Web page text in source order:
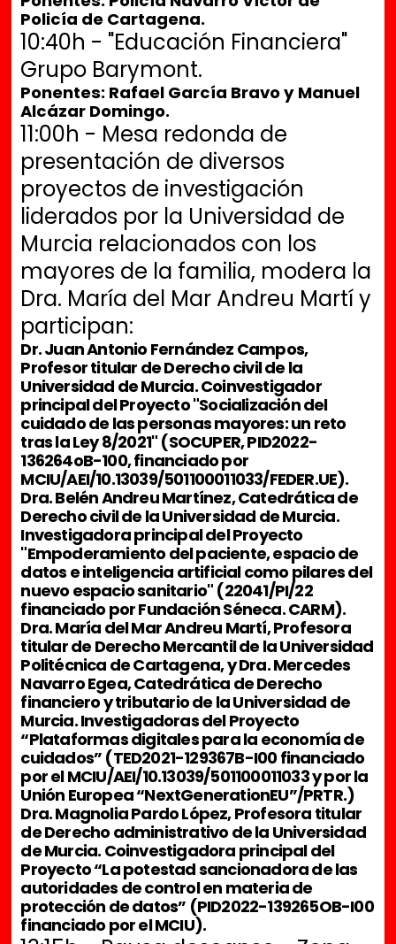
Policía de Cartagena.
10:40h - "Educación Financiera"
Grupo Barymont.
Ponentes: Rafael García Bravo y Manuel
Alcázar Domingo.
11:00h - Mesa redonda de
presentación de diversos
proyectos de investigación
liderados por la Universidad de
Murcia relacionados con los
mayores de la familia, modera la
Dra. María del Mar Andreu Martí y
participan:
Dr. Juan Antonio Fernández Campos,
Profesor titular de Derecho civil de la
Universidad de Murcia. Coinvestigador
principal del Proyecto "Socialización del
cuidado de las personas mayores: un reto
tras la Ley 8/2021" (SOCUPER, PID2022-
136264oB-100, financiado por
MCIU/AEI/10.13039/501100011033/FEDER.UE).
Dra. Belén Andreu Martínez, Catedrática de
Derecho civil de la Universidad de Murcia.
Investigadora principal del Proyecto
"Empoderamiento del paciente, espacio de
datos e inteligencia artificial como pilares del
nuevo espacio sanitario" (22041/PI/22
financiado por Fundación Séneca. CARM).
Dra. María del Mar Andreu Martí, Profesora
titular de Derecho Mercantil de la Universidad
Politécnica de Cartagena, y Dra. Mercedes
Navarro Egea, Catedrática de Derecho
financiero y tributario de la Universidad de
Murcia. Investigadoras del Proyecto
“Plataformas digitales para la economía de
cuidados” (TED2021-129367B-I00 financiado
por el MCIU/AEI/10.13039/501100011033 y por la
Unión Europea “NextGenerationEU”/PRTR.)
Dra. Magnolia Pardo López, Profesora titular
de Derecho administrativo de la Universidad
de Murcia. Coinvestigadora principal del
Proyecto “La potestad sancionadora de las
autoridades de control en materia de
protección de datos” (PID2022-139265OB-I00
financiado por el MCIU).